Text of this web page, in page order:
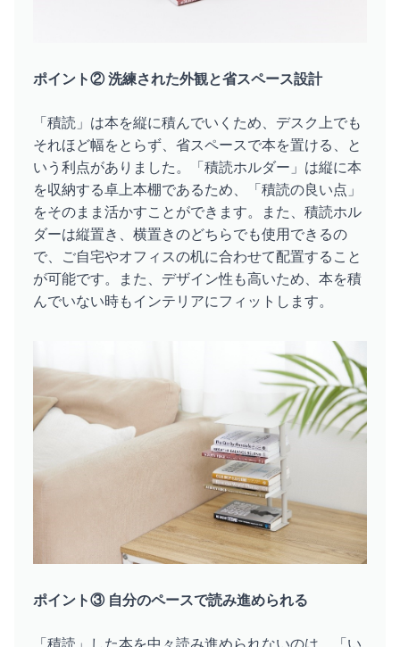
ポイント② 洗練された外観と省スペース設計
「積読」は本を縦に積んでいくため、デスク上でも
それほど幅をとらず、省スペースで本を置ける、と
いう利点がありました。「積読ホルダー」は縦に本
を収納する卓上本棚であるため、「積読の良い点」
をそのまま活かすことができます。また、積読ホル
ダーは縦置き、横置きのどちらでも使用できるの
で、ご自宅やオフィスの机に合わせて配置すること
が可能です。また、デザイン性も高いため、本を積
んでいない時もインテリアにフィットします。
ポイント③ 自分のペースで読み進められる